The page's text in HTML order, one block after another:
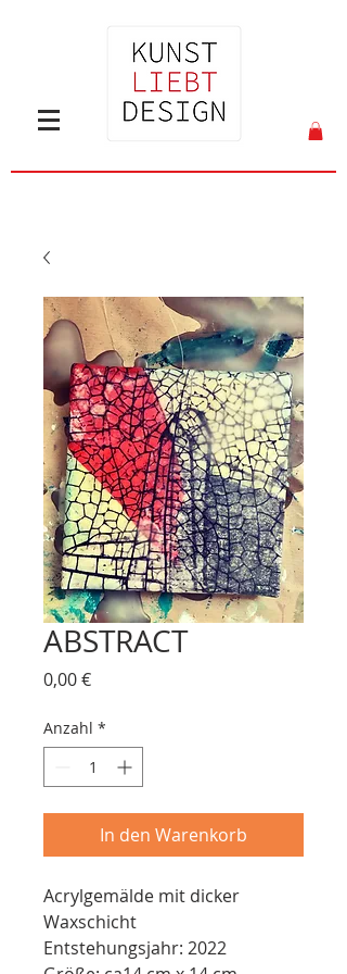
ABSTRACT
0,00 €Preis
Anzahl *
In den Warenkorb
Acrylgemälde mit dicker
Waxschicht
Entstehungsjahr: 2022